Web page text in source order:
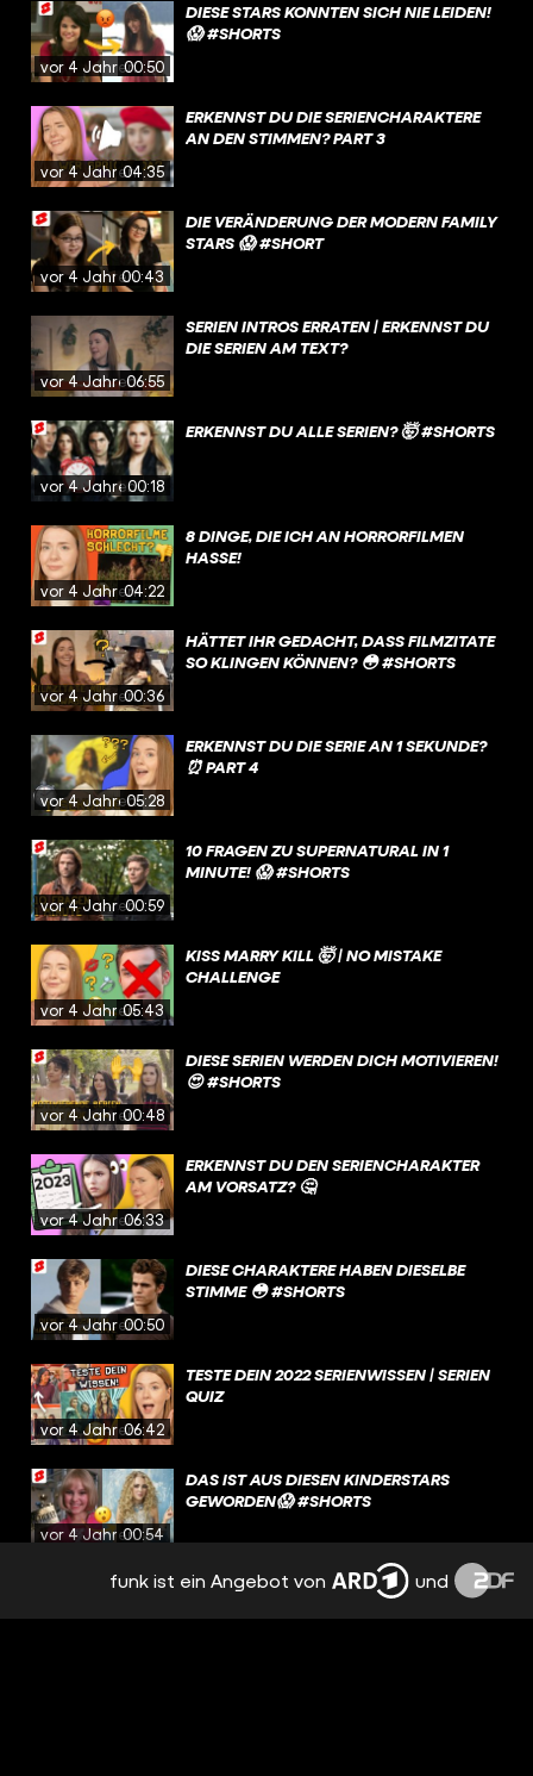
vor 4 Jahren00:50
DIESE STARS KONNTEN SICH NIE LEIDEN!
😱 #SHORTS
vor 4 Jahren04:35
ERKENNST DU DIE SERIENCHARAKTERE
AN DEN STIMMEN? PART 3
vor 4 Jahren00:43
DIE VERÄNDERUNG DER MODERN FAMILY
STARS 😱 #SHORT
vor 4 Jahren06:55
SERIEN INTROS ERRATEN | ERKENNST DU
DIE SERIEN AM TEXT?
vor 4 Jahren00:18
ERKENNST DU ALLE SERIEN? 🤯 #SHORTS
vor 4 Jahren04:22
8 DINGE, DIE ICH AN HORRORFILMEN
HASSE!
vor 4 Jahren00:36
HÄTTET IHR GEDACHT, DASS FILMZITATE
SO KLINGEN KÖNNEN? 😳 #SHORTS
vor 4 Jahren05:28
ERKENNST DU DIE SERIE AN 1 SEKUNDE?
⏰ PART 4
vor 4 Jahren00:59
10 FRAGEN ZU SUPERNATURAL IN 1
MINUTE! 😱 #SHORTS
vor 4 Jahren05:43
KISS MARRY KILL 🤯 | NO MISTAKE
CHALLENGE
vor 4 Jahren00:48
DIESE SERIEN WERDEN DICH MOTIVIEREN!
😍 #SHORTS
vor 4 Jahren06:33
ERKENNST DU DEN SERIENCHARAKTER
AM VORSATZ? 🤔
vor 4 Jahren00:50
DIESE CHARAKTERE HABEN DIESELBE
STIMME 😳 #SHORTS
vor 4 Jahren06:42
TESTE DEIN 2022 SERIENWISSEN | SERIEN
QUIZ
vor 4 Jahren00:54
DAS IST AUS DIESEN KINDERSTARS
GEWORDEN😱 #SHORTS
WAS IST EIGENTLICH AUS DEN HARRY
POTTER STARS GEWORDEN?
funk ist ein Angebot von und